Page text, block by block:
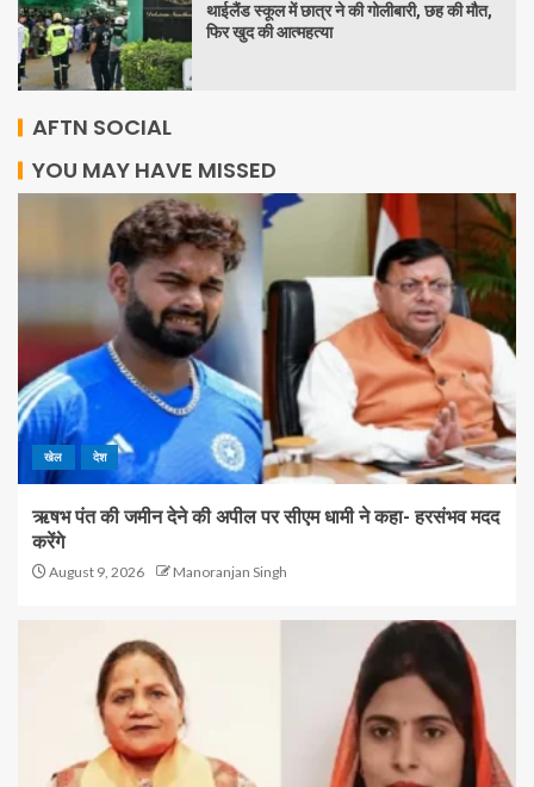
थाईलैंड स्कूल में छात्र ने की गोलीबारी, छह की मौत,
फिर खुद की आत्महत्या
AFTN SOCIAL
YOU MAY HAVE MISSED
खेल देश
ऋषभ पंत की जमीन देने की अपील पर सीएम धामी ने कहा- हरसंभव मदद
करेंगे
August 9, 2026 Manoranjan Singh